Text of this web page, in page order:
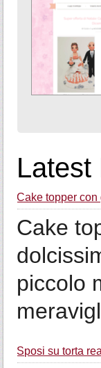
Latest
Cake topper con
Cake
piccolo
Sposi su torta